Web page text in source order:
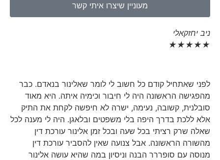
מעוניין שיצרו איתי קשר
ניב יחזקאלי
★
★
★
★
★
לפני שאתחיל קודם כל חשוב לי לומר שאלינור בנאדם. כבר
מהפגישה הראשונה היה לי חיבור וכימיה איתה. היא מאוד
סובלנית, קשובה, נעימה, ישרה לא חיפשה לקחת את התיק
אלא ללכת בדרך היפה בלי משפטים ובלאגן. היה לי מענה לכל
שאלה שרק רציתי בכל שעה ובכל זמן אלינור עורכת דין
מהשורה הראשונה. אבל צנועה שאין להסביר עורכת דין
מנוסה עם סופררר הבנה וניסיון במה שהיא עושה אלינור